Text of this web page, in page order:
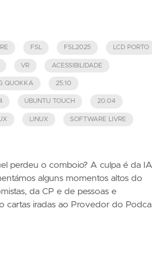
FSL FSL2025 LCD PORTO
VR ACESSIBILIDADE
QUOKKA 25.10
UBUNTU TOUCH 20.04
LINUX SOFTWARE LIVRE
perdeu o comboio? A culpa é da
alguns momentos altos do
da CP e de pessoas e
cartas iradas ao Provedor do